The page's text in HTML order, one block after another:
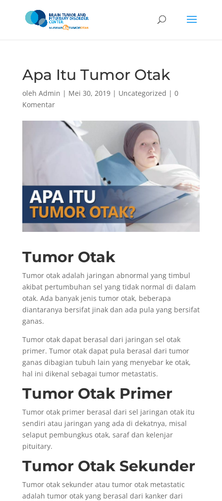
Apa Itu Tumor Otak
oleh Admin | Mei 30, 2019| Uncategorized | 0
Komentar
Tumor Otak
Tumor otak adalah jaringan abnormal yang timbul
akibat pertumbuhan sel yang tidak normal di dalam
otak. Ada banyak jenis tumor otak, beberapa
diantaranya bersifat jinak dan ada pula yang bersifat
ganas.
Tumor otak dapat berasal dari jaringan sel otak
primer. Tumor otak dapat pula berasal dari tumor
ganas dibagian tubuh lain yang menyebar ke otak,
hal ini dikenal sebagai tumor metastatis.
Tumor Otak Primer
Tumor otak primer berasal dari sel jaringan otak itu
sendiri atau jaringan yang ada di dekatnya, misal
selaput pembungkus otak, saraf dan kelenjar
pituitary.
Tumor Otak Sekunder
Tumor otak sekunder atau tumor otak metastatic
adalah tumor otak yang berasal dari kanker dari